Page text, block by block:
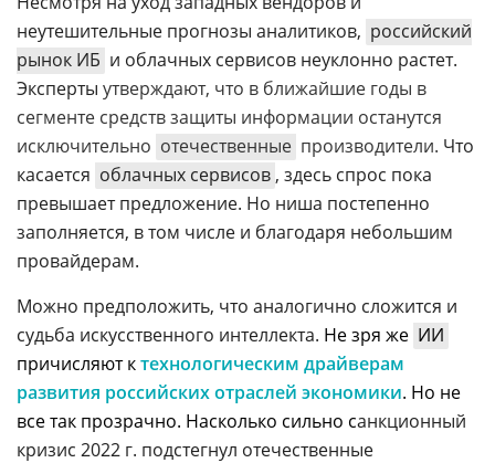
неутешительные прогнозы аналитиков, российский
рынок ИБ и облачных сервисов неуклонно растет.
Эксперты утверждают, что в ближайшие годы в
сегменте средств защиты информации останутся
исключительно отечественные производители. Что
касается облачных сервисов , здесь спрос пока
превышает предложение. Но ниша постепенно
заполняется, в том числе и благодаря небольшим
провайдерам.
Можно предположить, что аналогично сложится и
судьба искусственного интеллекта. Не зря же ИИ
причисляют ктехнологическим драйверам
развития российских отраслей экономики. Но не
все так прозрачно. Насколько сильно санкционный
кризис 2022 г. подстегнул отечественные